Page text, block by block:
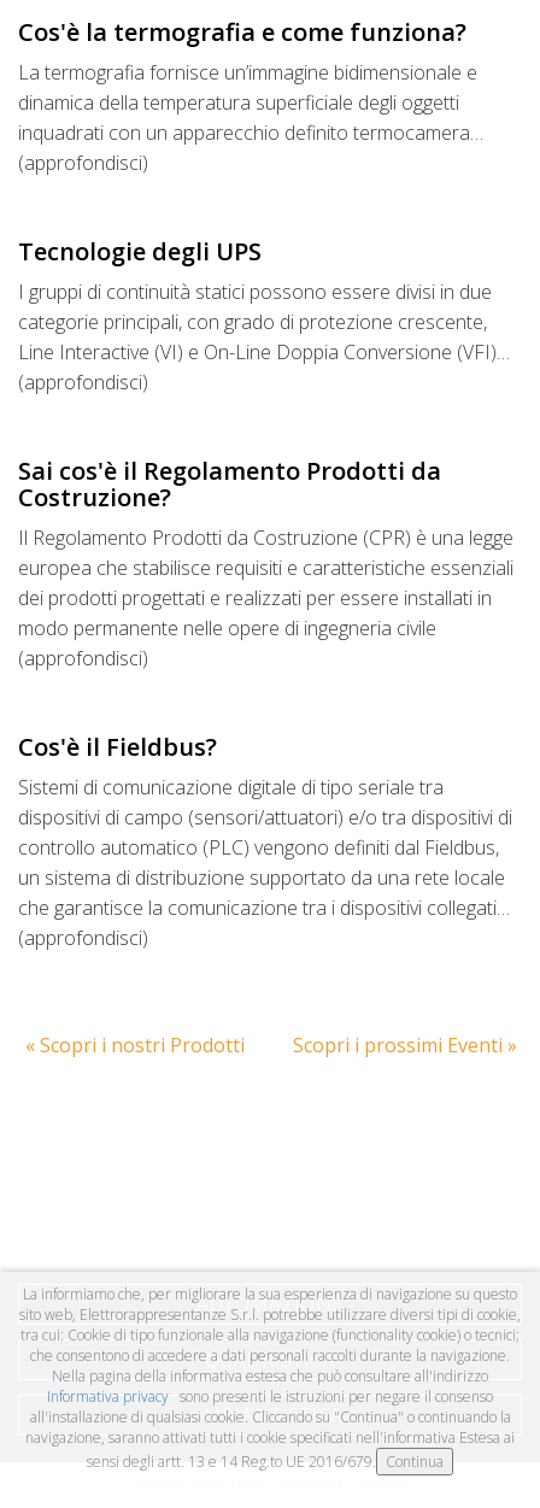
Cos'è la termografia e come funziona?
La termografia fornisce un’immagine bidimensionale e
dinamica della temperatura superficiale degli oggetti
inquadrati con un apparecchio definito termocamera…
(approfondisci)
Tecnologie degli UPS
I gruppi di continuità statici possono essere divisi in due
categorie principali, con grado di protezione crescente,
Line Interactive (VI) e On-Line Doppia Conversione (VFI)…
(approfondisci)
Sai cos'è il Regolamento Prodotti da
Costruzione?
Il Regolamento Prodotti da Costruzione (CPR) è una legge
europea che stabilisce requisiti e caratteristiche essenziali
dei prodotti progettati e realizzati per essere installati in
modo permanente nelle opere di ingegneria civile
(approfondisci)
Cos'è il Fieldbus?
Sistemi di comunicazione digitale di tipo seriale tra
dispositivi di campo (sensori/attuatori) e/o tra dispositivi di
controllo automatico (PLC) vengono definiti dal Fieldbus,
un sistema di distribuzione supportato da una rete locale
che garantisce la comunicazione tra i dispositivi collegati…
(approfondisci)
« Scopri i nostri Prodotti Scopri i prossimi Eventi »
AUTOMAZIONE
QUADRISTICA
IMPIANTISTICA
La informiamo che, per migliorare la sua esperienza di navigazione su questo
sito web, Elettrorappresentanze S.r.l. potrebbe utilizzare diversi tipi di cookie,
tra cui: Cookie di tipo funzionale alla navigazione (functionality cookie) o tecnici;
che consentono di accedere a dati personali raccolti durante la navigazione.
Nella pagina della informativa estesa che può consultare all'indirizzo
Informativa privacy sono presenti le istruzioni per negare il consenso
all'installazione di qualsiasi cookie. Cliccando su "Continua" o continuando la
navigazione, saranno attivati tutti i cookie specificati nell'informativa Estesa ai
sensi degli artt. 13 e 14 Reg.to UE 2016/679.